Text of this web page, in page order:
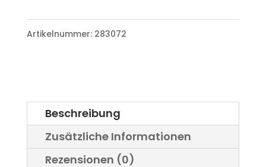
VW
Menge
l
r
n
a
Artikelnummer: 283072
Beschreibung
Zusätzliche Informationen
Rezensionen (0)